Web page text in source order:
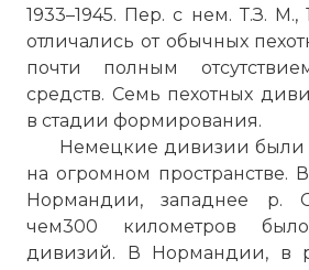
1933–1945. Пер. с нем. Т.З. М.,
отличались от обычных
почти полным
средств. Семь пехотных
в стадии формирования.
Немецкие дивизии были
на огромном пространстве.
Нормандии, западнее р.
чем300 километров
дивизий. В Нормандии, в